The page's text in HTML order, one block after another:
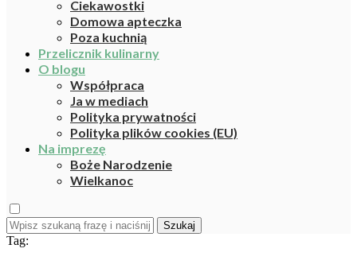
Ciekawostki
Domowa apteczka
Poza kuchnią
Przelicznik kulinarny
O blogu
Współpraca
Ja w mediach
Polityka prywatności
Polityka plików cookies (EU)
Na imprezę
Boże Narodzenie
Wielkanoc
Szukaj
Tag: